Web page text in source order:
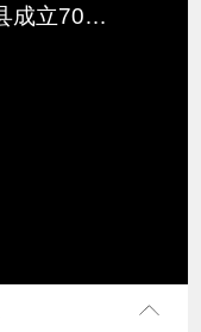
庆祝和布克赛尔蒙古自治县成立70周年中央慰问团赴基层慰问演出